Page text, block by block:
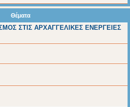
η
Θέματα
ΣΤΙΣ ΑΡΧΑΓΓΕΛΙΚΕΣ ΕΝΕΡΓΕΙΕΣ